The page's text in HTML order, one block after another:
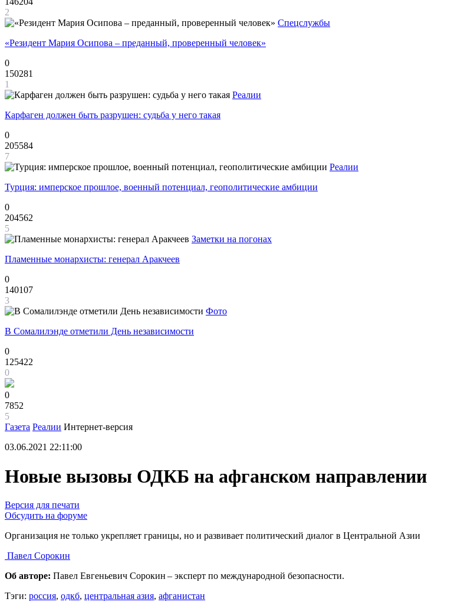
2
Спецслужбы
«Резидент Мария Осипова – преданный, проверенный человек»
0
150281
1
Реалии
Карфаген должен быть разрушен: судьба у него такая
0
205584
7
Реалии
Турция: имперское прошлое, военный потенциал, геополитические амбиции
0
204562
5
Заметки на погонах
Пламенные монархисты: генерал Аракчеев
0
140107
3
Фото
В Сомалилэнде отметили День независимости
0
125422
0
0
7852
5
Газета Реалии Интернет-версия
03.06.2021 22:11:00
Новые вызовы ОДКБ на афганском направлении
Версия для печати
Обсудить на форуме
Организация не только укрепляет границы, но и развивает политический диалог в Центральной Азии
Павел Сорокин
Об авторе: Павел Евгеньевич Сорокин – эксперт по международной безопасности.
Тэги: россия, одкб, центральная азия, афганистан